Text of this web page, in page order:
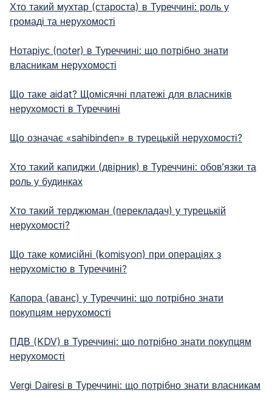
Хто такий мухтар (староста) в Туреччині: роль у
громаді та нерухомості
Нотаріус (noter) в Туреччині: що потрібно знати
власникам нерухомості
Що таке aidat? Щомісячні платежі для власників
нерухомості в Туреччині
Що означає «sahibinden» в турецькій нерухомості?
Хто такий капиджи (двірник) в Туреччині: обов’язки та
роль у будинках
Хто такий терджюман (перекладач) у турецькій
нерухомості?
Що таке комисійні (komisyon) при операціях з
нерухомістю в Туреччині?
Капора (аванс) у Туреччині: що потрібно знати
покупцям нерухомості
ПДВ (KDV) в Туреччині: що потрібно знати покупцям
нерухомості
Vergi Dairesi в Туреччині: що потрібно знати власникам